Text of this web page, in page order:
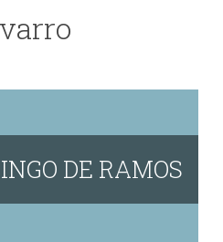
DE RAMOS